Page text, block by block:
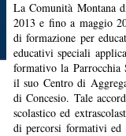
La Comunità Montana
2013 e fino a maggio
di formazione per
educativi speciali
formativo la Parrocchia
il suo Centro di
di Concesio. Tale
scolastico ed
di percorsi formativi ed